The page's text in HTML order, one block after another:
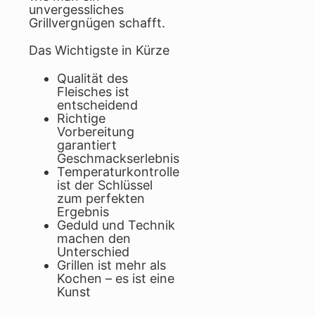
unvergessliches
Grillvergnügen schafft.
Das Wichtigste in Kürze
Qualität des
Fleisches ist
entscheidend
Richtige
Vorbereitung
garantiert
Geschmackserlebnis
Temperaturkontrolle
ist der Schlüssel
zum perfekten
Ergebnis
Geduld und Technik
machen den
Unterschied
Grillen ist mehr als
Kochen – es ist eine
Kunst